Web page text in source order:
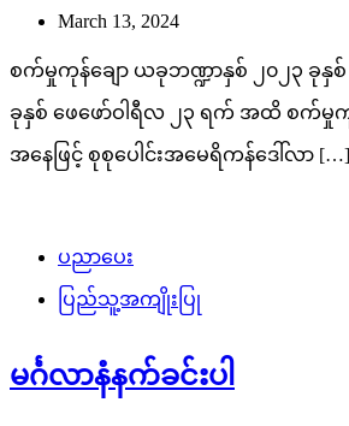
March 13, 2024
စက်မှုကုန်ချော ယခုဘဏ္ဍာနှစ် ၂၀၂၃ ခုနှ
ခုနှစ် ဖေဖော်ဝါရီလ ၂၃ ရက် အထိ စက်မှုကု
အနေဖြင့် စုစုပေါင်းအမေရိကန်ဒေါ်လာ […]
ပညာပေး
ပြည်သူ့အကျိုးပြု
မင်္ဂလာနံနက်ခင်းပါ